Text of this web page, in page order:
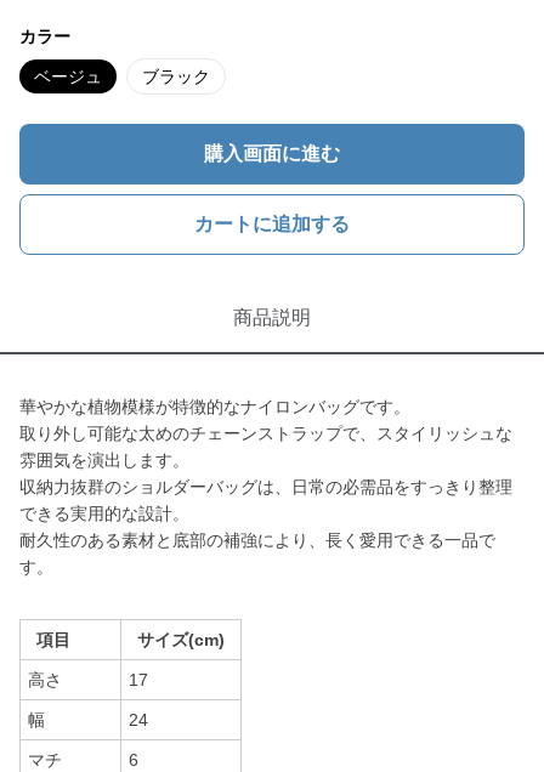
カラー
ベージュ ブラック
購入画面に進む
カートに追加する
商品説明
華やかな植物模様が特徴的なナイロンバッグです。
取り外し可能な太めのチェーンストラップで、スタイリッシュな
雰囲気を演出します。
収納力抜群のショルダーバッグは、日常の必需品をすっきり整理
できる実用的な設計。
耐久性のある素材と底部の補強により、長く愛用できる一品で
す。
項目 サイズ(cm)
高さ 17
幅 24
マチ 6